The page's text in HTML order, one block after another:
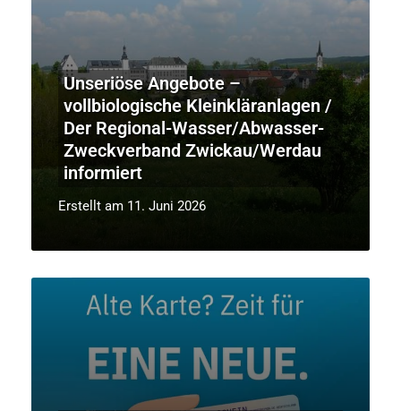
Unseriöse Angebote –
vollbiologische Kleinkläranlagen /
Der Regional-Wasser/Abwasser-
Zweckverband Zwickau/Werdau
informiert
Erstellt am 11. Juni 2026